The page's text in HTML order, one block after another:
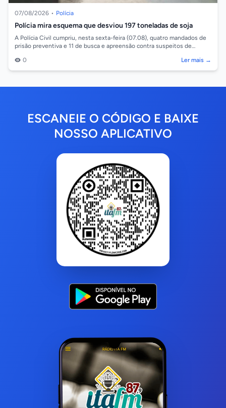
07/08/2026 • Polícia
Polícia mira esquema que desviou 197 toneladas de soja
A Polícia Civil cumpriu, nesta sexta-feira (07.08), quatro mandados de
prisão preventiva e 11 de busca e apreensão contra suspeitos de
0
Ler mais →
ESCANEIE O CÓDIGO E BAIXE
NOSSO APLICATIVO